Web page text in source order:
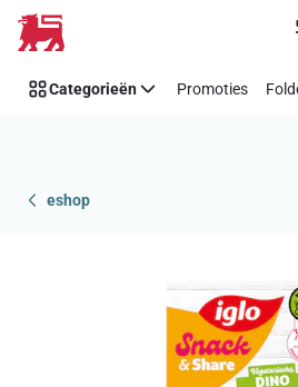
Overslaan
Categorieën Promoties
eshop